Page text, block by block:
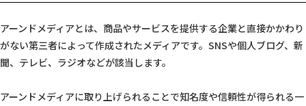
アーンドメディアとは、商品やサービスを提供する企業と直接かかわり
がない第三者によって作成されたメディアです。SNSや個人ブログ、新
聞、テレビ、ラジオなどが該当します。
アーンドメディアに取り上げられることで知名度や信頼性が得られる一